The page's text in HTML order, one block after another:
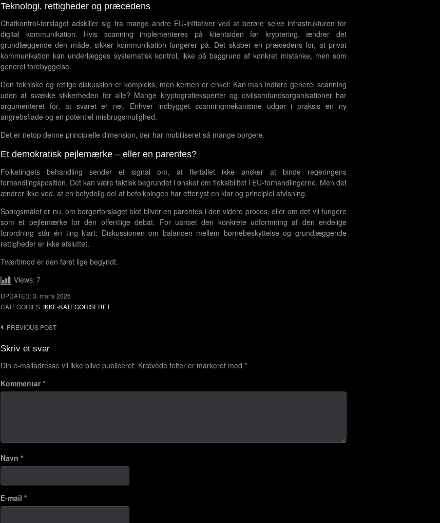
Teknologi, rettigheder og præcedens
Chatkontrol-forslaget adskiller sig fra mange andre EU-initiativer ved at berøre selve infrastrukturen for
digital kommunikation. Hvis scanning implementeres på klientsiden før kryptering, ændrer det
grundlæggende den måde, sikker kommunikation fungerer på. Det skaber en præcedens for, at privat
kommunikation kan underlægges systematisk kontrol, ikke på baggrund af konkret mistanke, men som
generel forebyggelse.
Den tekniske og retlige diskussion er kompleks, men kernen er enkel: Kan man indføre generel scanning
uden at svække sikkerheden for alle? Mange kryptografieksperter og civilsamfundsorganisationer har
argumenteret for, at svaret er nej. Enhver indbygget scanningmekanisme udgør i praksis en ny
angrebsflade og en potentiel misbrugsmulighed.
Det er netop denne principielle dimension, der har mobiliseret så mange borgere.
Et demokratisk pejlemærke – eller en parentes?
Folketingets behandling sender et signal om, at flertallet ikke ønsker at binde regeringens
forhandlingsposition. Det kan være taktisk begrundet i ønsket om fleksibilitet i EU-forhandlingerne. Men det
ændrer ikke ved, at en betydelig del af befolkningen har efterlyst en klar og principiel afvisning.
Spørgsmålet er nu, om borgerforslaget blot bliver en parentes i den videre proces, eller om det vil fungere
som et pejlemærke for den offentlige debat. For uanset den konkrete udformning af den endelige
forordning står én ting klart: Diskussionen om balancen mellem børnebeskyttelse og grundlæggende
rettigheder er ikke afsluttet.
Tværtimod er den først lige begyndt.
Views: 7
UPDATED:3. marts 2026
CATEGORIES: IKKE-KATEGORISERET
Post
PREVIOUS POST
Skriv et svar
Din e-mailadresse vil ikke blive publiceret. Krævede felter er markeret med *
Kommentar*
Navn *
E-mail *